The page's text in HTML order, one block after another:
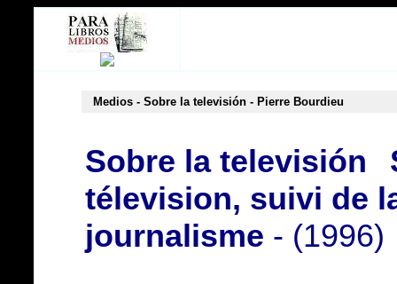
Medios - Sobre la televisión - Pierre Bourdieu
Sobre la televisión
télevision, suivi de
journalisme - (1996)